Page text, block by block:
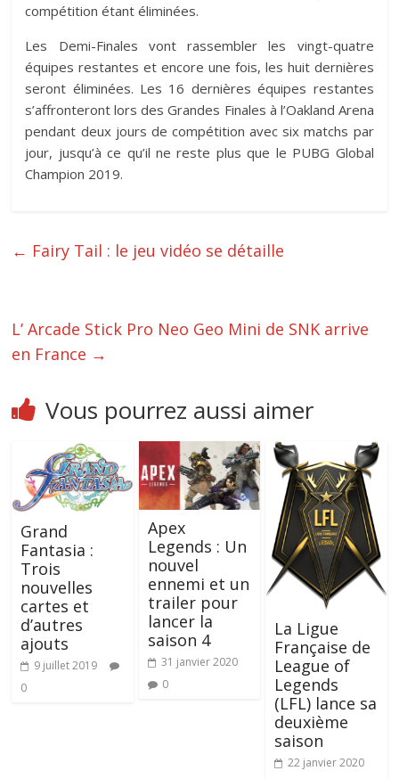
compétition étant éliminées.
Les Demi-Finales vont rassembler les vingt-quatre
équipes restantes et encore une fois, les huit dernières
seront éliminées. Les 16 dernières équipes restantes
s’affronteront lors des Grandes Finales à l’Oakland Arena
pendant deux jours de compétition avec six matchs par
jour, jusqu’à ce qu’il ne reste plus que le PUBG Global
Champion 2019.
← Fairy Tail : le jeu vidéo se détaille
L’ Arcade Stick Pro Neo Geo Mini de SNK arrive
en France →
Vous pourrez aussi aimer
Grand
Fantasia :
Trois
nouvelles
cartes et
d’autres
ajouts
9 juillet 2019
0
Apex
Legends : Un
nouvel
ennemi et un
trailer pour
lancer la
saison 4
31 janvier 2020
0
La Ligue
Française de
League of
Legends
(LFL) lance sa
deuxième
saison
22 janvier 2020